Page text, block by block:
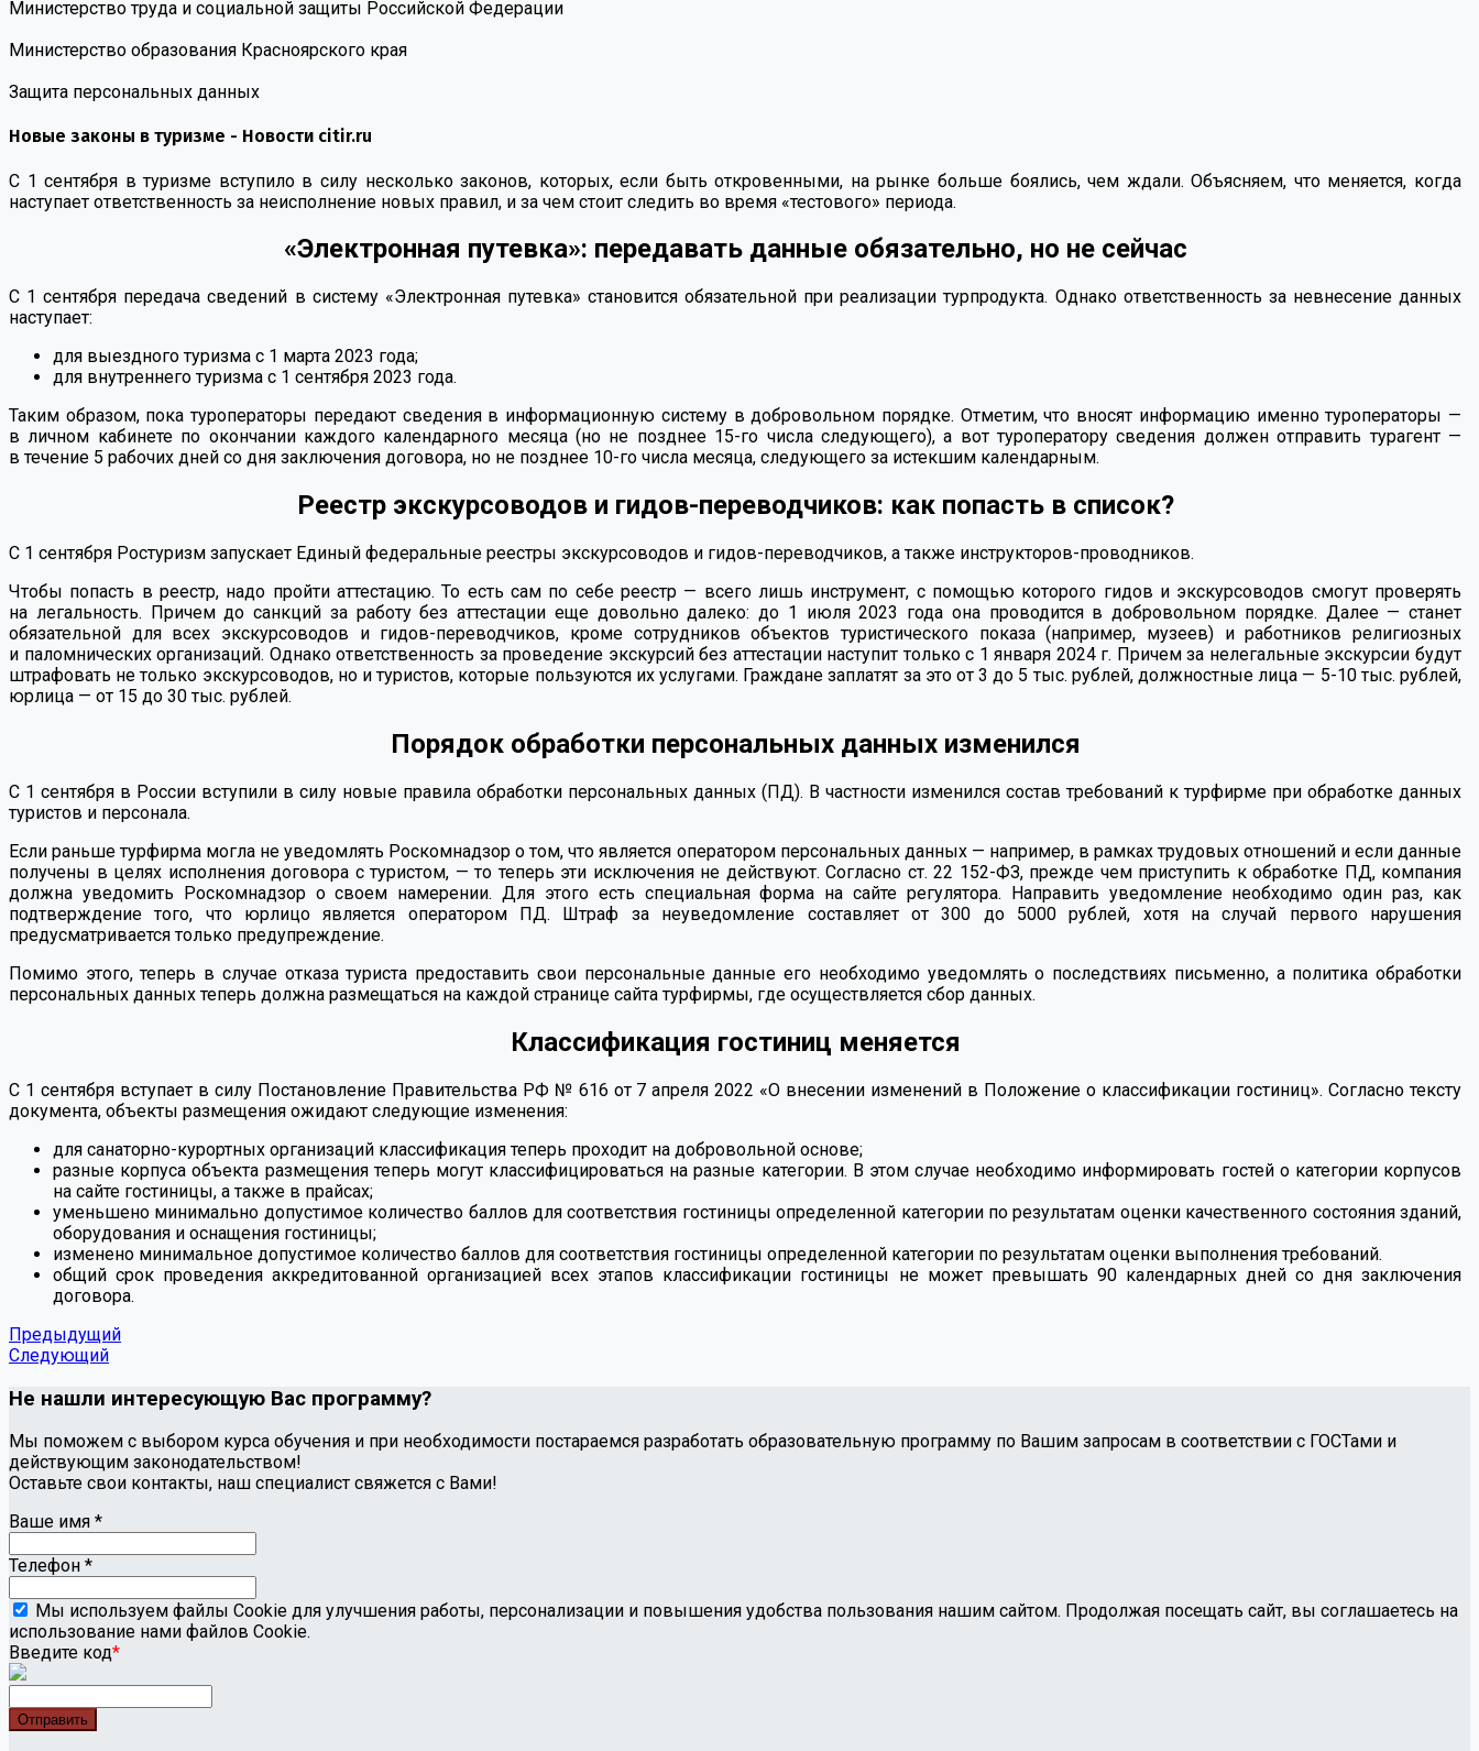
Министерство труда и социальной защиты Российской Федерации
Министерство образования Красноярского края
Защита персональных данных
Новые законы в туризме - Новости citir.ru
С 1 сентября в туризме вступило в силу несколько законов, которых, если быть откровенными, на рынке больше боялись, чем ждали. Объясняем, что меняется, когда
наступает ответственность за неисполнение новых правил, и за чем стоит следить во время «тестового» периода.
«Электронная путевка»: передавать данные обязательно, но не сейчас
С 1 сентября передача сведений в систему «Электронная путевка» становится обязательной при реализации турпродукта. Однако ответственность за невнесение данных
наступает:
для выездного туризма с 1 марта 2023 года;
для внутреннего туризма с 1 сентября 2023 года.
Таким образом, пока туроператоры передают сведения в информационную систему в добровольном порядке. Отметим, что вносят информацию именно туроператоры —
в личном кабинете по окончании каждого календарного месяца (но не позднее 15-го числа следующего), а вот туроператору сведения должен отправить турагент —
в течение 5 рабочих дней со дня заключения договора, но не позднее 10-го числа месяца, следующего за истекшим календарным.
Реестр экскурсоводов и гидов-переводчиков: как попасть в список?
С 1 сентября Ростуризм запускает Единый федеральные реестры экскурсоводов и гидов-переводчиков, а также инструкторов-проводников.
Чтобы попасть в реестр, надо пройти аттестацию. То есть сам по себе реестр — всего лишь инструмент, с помощью которого гидов и экскурсоводов смогут проверять
на легальность. Причем до санкций за работу без аттестации еще довольно далеко: до 1 июля 2023 года она проводится в добровольном порядке. Далее — станет
обязательной для всех экскурсоводов и гидов-переводчиков, кроме сотрудников объектов туристического показа (например, музеев) и работников религиозных
и паломнических организаций. Однако ответственность за проведение экскурсий без аттестации наступит только с 1 января 2024 г. Причем за нелегальные экскурсии будут
штрафовать не только экскурсоводов, но и туристов, которые пользуются их услугами. Граждане заплатят за это от 3 до 5 тыс. рублей, должностные лица — 5-10 тыс. рублей,
юрлица — от 15 до 30 тыс. рублей.
Порядок обработки персональных данных изменился
С 1 сентября в России вступили в силу новые правила обработки персональных данных (ПД). В частности изменился состав требований к турфирме при обработке данных
туристов и персонала.
Если раньше турфирма могла не уведомлять Роскомнадзор о том, что является оператором персональных данных — например, в рамках трудовых отношений и если данные
получены в целях исполнения договора с туристом, — то теперь эти исключения не действуют. Согласно ст. 22 152-ФЗ,прежде чем приступить к обработке ПД, компания
должна уведомить Роскомнадзор о своем намерении. Для этого есть специальная форма на сайте регулятора. Направить уведомление необходимо один раз, как
подтверждение того, что юрлицо является оператором ПД. Штраф за неуведомление составляет от 300 до 5000 рублей, хотя на случай первого нарушения
предусматривается только предупреждение.
Помимо этого, теперь в случае отказа туриста предоставить свои персональные данные его необходимо уведомлять о последствиях письменно, а политика обработки
персональных данных теперь должна размещаться на каждой странице сайта турфирмы, где осуществляется сбор данных.
Классификация гостиниц меняется
С 1 сентября вступает в силу Постановление Правительства РФ № 616 от 7 апреля 2022 «О внесении изменений в Положение о классификации гостиниц». Согласно тексту
документа, объекты размещения ожидают следующие изменения:
для санаторно-курортных организаций классификация теперь проходит на добровольной основе;
разные корпуса объекта размещения теперь могут классифицироваться на разные категории. В этом случае необходимо информировать гостей о категории корпусов
на сайте гостиницы, а также в прайсах;
уменьшено минимально допустимое количество баллов для соответствия гостиницы определенной категории по результатам оценки качественного состояния зданий,
оборудования и оснащения гостиницы;
изменено минимальное допустимое количество баллов для соответствия гостиницы определенной категории по результатам оценки выполнения требований.
общий срок проведения аккредитованной организацией всех этапов классификации гостиницы не может превышать 90 календарных дней со дня заключения
договора.
Предыдущий
Следующий
Не нашли интересующую Вас программу?
Мы поможем с выбором курса обучения и при необходимости постараемся разработать образовательную программу по Вашим запросам в соответствии с ГОСТами и
действующим законодательством!
Оставьте свои контакты, наш специалист свяжется с Вами!
Ваше имя *
Телефон *
Мы используем файлы Cookie для улучшения работы, персонализации и повышения удобства пользования нашим сайтом. Продолжая посещать сайт, вы соглашаетесь на
использование нами файлов Cookie.
Введите код*